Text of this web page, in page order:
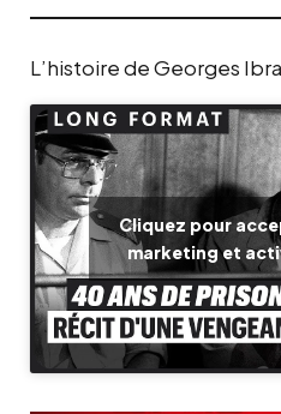
L’histoire de Georges
Cliquez pour
marketing et